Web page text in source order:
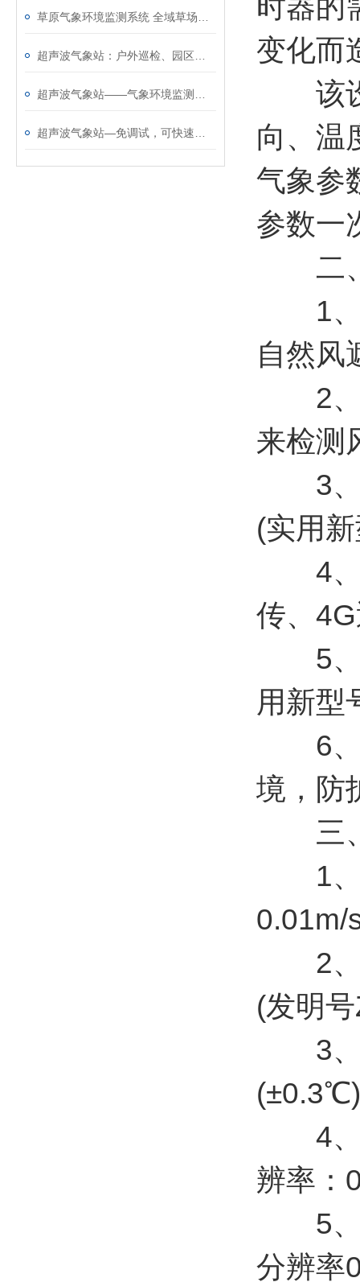
时器的
变化而
该设
向、温
气象参
参数一
二、
1、
自然风
2、
来检测
3、
(实用
4、
传、
5、
用新型
6、
境，防
三、
1、
0.01m/
2、风
(发明
3、
4、
辨率：
5、
分辨率